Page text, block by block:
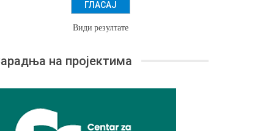
Види резултате
на пројектима